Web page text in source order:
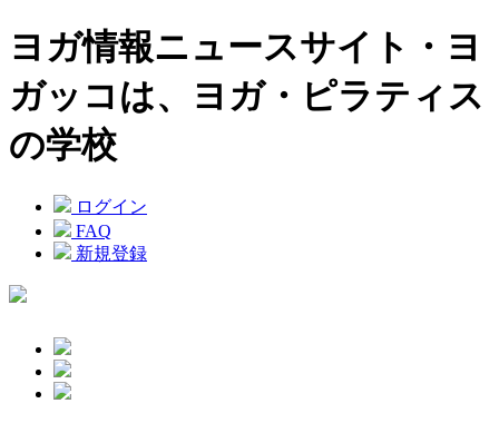
ヨガ情報ニュースサイト・ヨ
ガッコは、ヨガ・ピラティス
の学校
ログイン
FAQ
新規登録